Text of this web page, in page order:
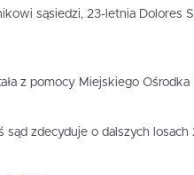
sąsiedzi, 23-letnia Dolores
z pomocy Miejskiego
sąd zdecyduje o dalszych losach